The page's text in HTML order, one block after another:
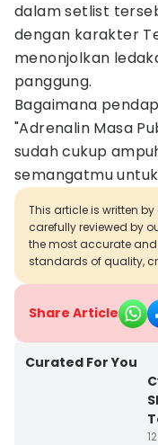
dalam setlist
dengan karakter
menonjolkan
panggung.
Bagaimana
"Adrenalin Masa
sudah cukup
semangatmu
This article is written
carefully reviewed by
the most accurate
standards of quality,
Share Article
Curated For You